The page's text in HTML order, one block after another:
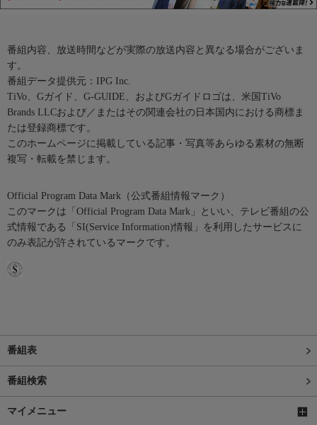
番組内容、放送時間などが実際の放送内容と異なる場合がございま
す。
番組データ提供元：IPG Inc.
TiVo、Gガイド、G-GUIDE、およびGガイドロゴは、米国TiVo
Brands LLCおよび／またはその関連会社の日本国内における商標ま
たは登録商標です。
このホームページに掲載している記事・写真等あらゆる素材の無断
複写・転載を禁じます。
Official Program Data Mark（公式番組情報マーク）
このマークは「Official Program Data Mark」といい、テレビ番組の公
式情報である「SI(Service Information)情報」を利用したサービスに
のみ表記が許されているマークです。
番組表
番組検索
マイメニュー